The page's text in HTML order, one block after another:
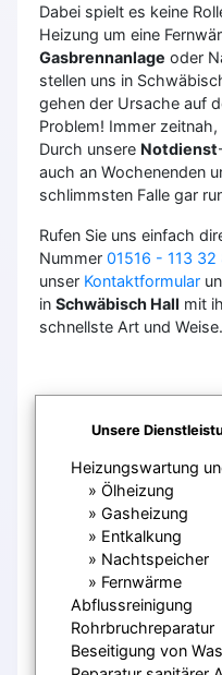
Dabei spielt es keine
Heizung um eine
Gasbrennanlage oder
stellen uns in
gehen der Ursache auf
Problem! Immer
Durch unsere Notdienst
auch an Wochenenden
schlimmsten Falle gar
Rufen Sie uns einfach
Nummer 01516 - 113 32
unser Kontaktformular
in Schwäbisch Hall mit
schnellste Art und Weise.
Unsere
Heizungswartung
Ölheizung
Gasheizung
Entkalkung
Nachtspeicher
Fernwärme
Abflussreinigung
Rohrbruchreparatur
Beseitigung von